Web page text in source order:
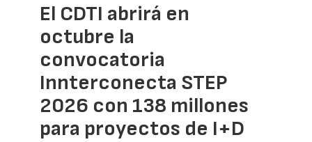
El CDTI abrirá en
octubre la
convocatoria
Innterconecta STEP
2026 con 138 millones
para proyectos de I+D